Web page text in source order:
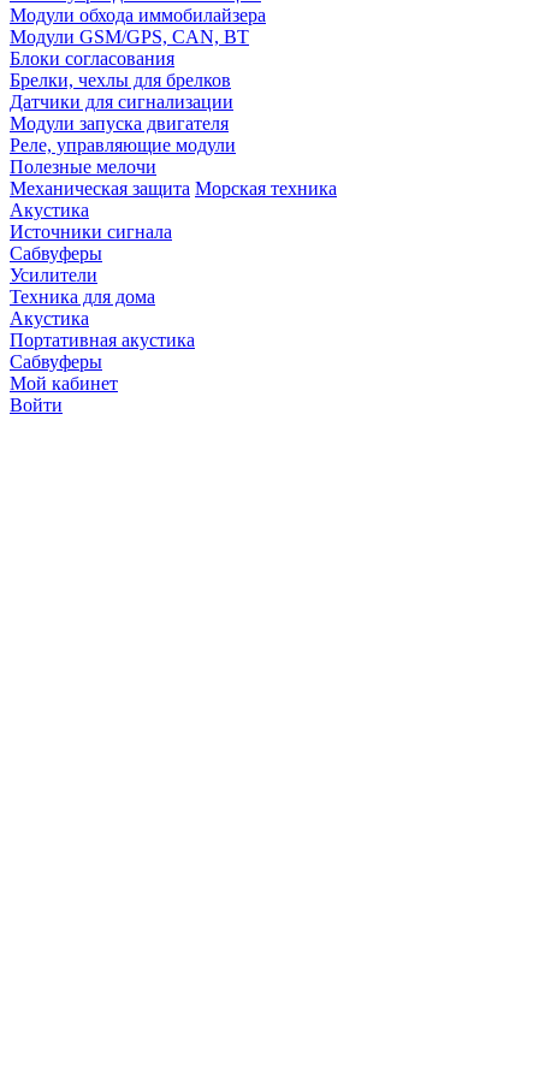
Модули обхода иммобилайзера
Модули GSM/GPS, CAN, BT
Блоки согласования
Брелки, чехлы для брелков
Датчики для сигнализации
Модули запуска двигателя
Реле, управляющие модули
Полезные мелочи
Механическая защита Морская техника
Акустика
Источники сигнала
Сабвуферы
Усилители
Техника для дома
Акустика
Портативная акустика
Сабвуферы
Мой кабинет
Войти